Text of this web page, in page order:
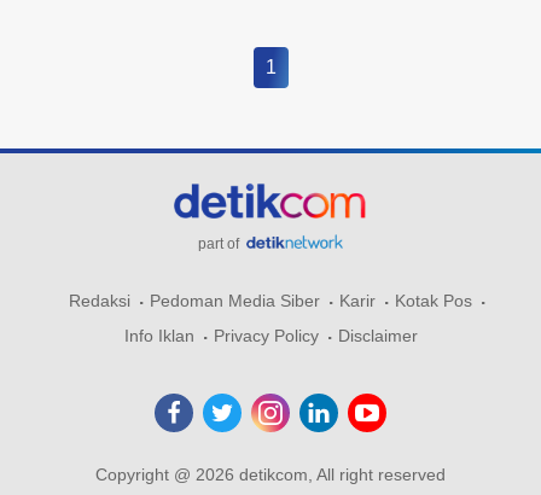
1
part of
Redaksi Pedoman Media Siber Karir
Kotak Pos
Info Iklan
Privacy Policy Disclaimer
Copyright @ 2026 detikcom, All right reserved